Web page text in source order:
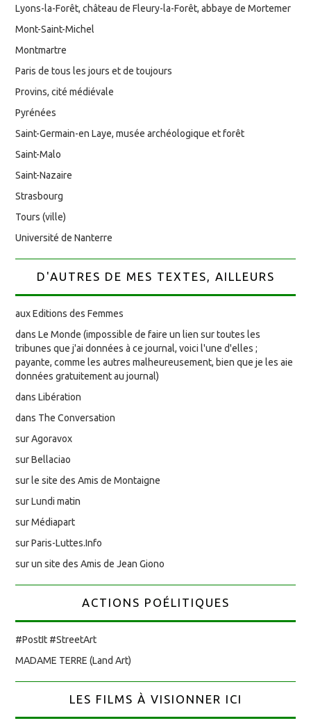
Lyons-la-Forêt, château de Fleury-la-Forêt, abbaye de Mortemer
Mont-Saint-Michel
Montmartre
Paris de tous les jours et de toujours
Provins, cité médiévale
Pyrénées
Saint-Germain-en Laye, musée archéologique et forêt
Saint-Malo
Saint-Nazaire
Strasbourg
Tours (ville)
Université de Nanterre
D'AUTRES DE MES TEXTES, AILLEURS
aux Editions des Femmes
dans Le Monde (impossible de faire un lien sur toutes les
tribunes que j'ai données à ce journal, voici l'une d'elles ;
payante, comme les autres malheureusement, bien que je les aie
données gratuitement au journal)
dans Libération
dans The Conversation
sur Agoravox
sur Bellaciao
sur le site des Amis de Montaigne
sur Lundi matin
sur Médiapart
sur Paris-Luttes.Info
sur un site des Amis de Jean Giono
ACTIONS POÉLITIQUES
#PostIt #StreetArt
MADAME TERRE (Land Art)
LES FILMS À VISIONNER ICI